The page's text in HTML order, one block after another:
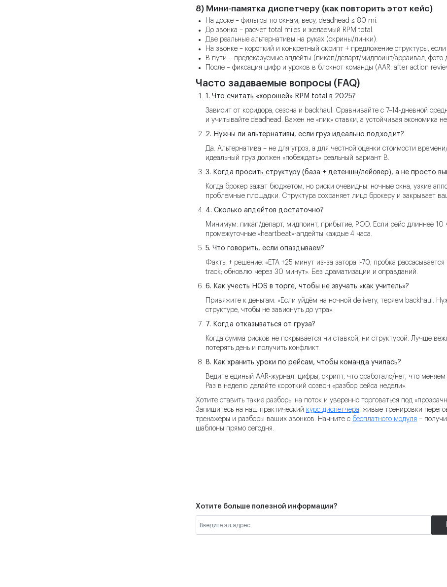
8) Мини-памятка диспетчеру (как повторить этот кейс)
На доске – фильтры по окнам, весу, deadhead ≤ 80 mi.
До звонка – расчёт total miles и желаемый RPM total.
Две реальные альтернативы на руках (скрины/линки).
На звонке – короткий и конкретный скрипт + предложение структуры, если
В пути – предсказуемые апдейты (пикап/департ/мидпоинт/арраивал, фото
После – фиксация цифр и уроков в блокнот команды (AAR: after action
Часто задаваемые вопросы (FAQ)
1. Что считать «хорошей» RPM total в 2025?
Зависит от коридора, сезона и backhaul. Сравнивайте с 7–14-дневной
и учитывайте deadhead. Важен не «пик» ставки, а устойчивая экономика
2. Нужны ли альтернативы, если груз идеально подходит?
Да. Альтернатива – не для угроз, а для честной оценки стоимости
идеальный груз должен «побеждать» реальный вариант B.
3. Когда просить структуру (база + детеншн/лейовер), а не просто
Когда брокер зажат бюджетом, но риски очевидны: ночные окна, узкие
проблемные площадки. Структура сохраняет лицо брокеру и закрывает
4. Сколько апдейтов достаточно?
Минимум: пикап/департ, мидпоинт, прибытие, POD. Если рейс длиннее 10
промежуточные «heartbeat»-апдейты каждые 4 часа.
5. Что говорить, если опаздываем?
Факты + решение: «ETA +25 минут из-за затора I-70; пробка
track; обновлю через 30 минут». Без драматизации и оправданий.
6. Как учесть HOS в торге, чтобы не звучать «как учитель»?
Привяжите к деньгам: «Если уйдём на ночной delivery, теряем backhaul.
структуре, чтобы не зависнуть до утра».
7. Когда отказываться от груза?
Когда сумма рисков не покрывается ни ставкой, ни структурой. Лучше
потерять день и получить конфликт.
8. Как хранить уроки по рейсам, чтобы команда училась?
Ведите единый AAR-журнал: цифры, скрипт, что сработало/нет, что
Раз в неделю делайте короткий созвон «разбор рейса недели».
Хотите ставить такие разборы на поток и уверенно торговаться под
Запишитесь на наш практический курс диспетчера: живые тренировки
тренажёры и разборы ваших звонков. Начните с бесплатного модуля –
шаблоны прямо сегодня.
Хотите больше полезной информации?